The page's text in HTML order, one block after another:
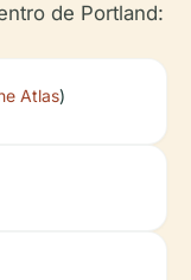
de Portland:
Atlas)